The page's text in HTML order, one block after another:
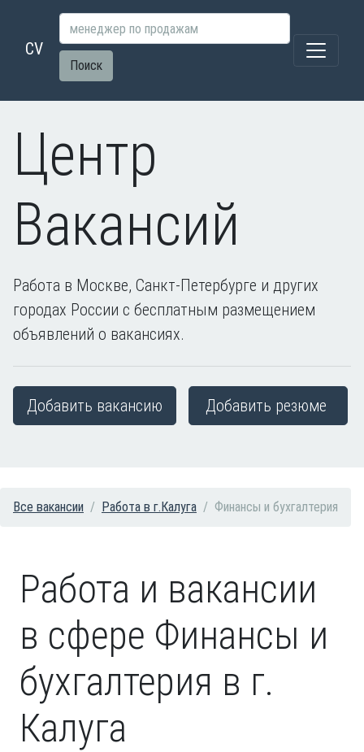
CV
Поиск
Центр
Вакансий
Работа в Москве, Санкт-Петербурге и других
городах России с бесплатным размещением
объявлений о вакансиях.
Добавить вакансию Добавить резюме
Все вакансии Работа в г.Калуга Финансы и бухгалтерия
Работа и вакансии
в сфере Финансы и
бухгалтерия в г.
Калуга